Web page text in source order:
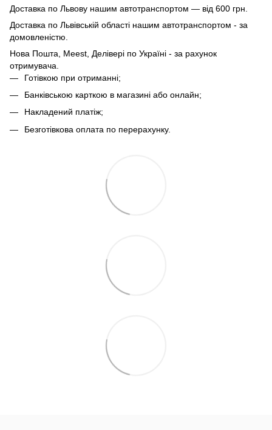
Доставка по Львову нашим автотранспортом — від 600 грн.
Доставка по Львівській області нашим автотранспортом - за
домовленістю.
Нова Пошта, Meest, Делівері по Україні - за рахунок
отримувача.
Готівкою при отриманні;
Банківською карткою в магазині або онлайн;
Накладений платіж;
Безготівкова оплата по перерахунку.